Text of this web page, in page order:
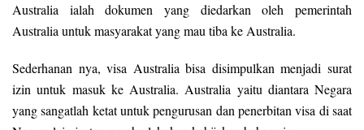
Australia ialah dokumen yang diedarkan oleh pemerintah
Australia untuk masyarakat yang mau tiba ke Australia.
Sederhanan nya, visa Australia bisa disimpulkan menjadi surat
izin untuk masuk ke Australia. Australia yaitu diantara Negara
yang sangatlah ketat untuk pengurusan dan penerbitan visa di saat